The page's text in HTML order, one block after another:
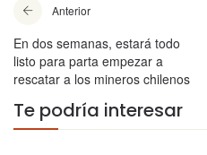
Anterior
En dos semanas, estará todo
listo para parta empezar a
rescatar a los mineros chilenos
Te podría interesar